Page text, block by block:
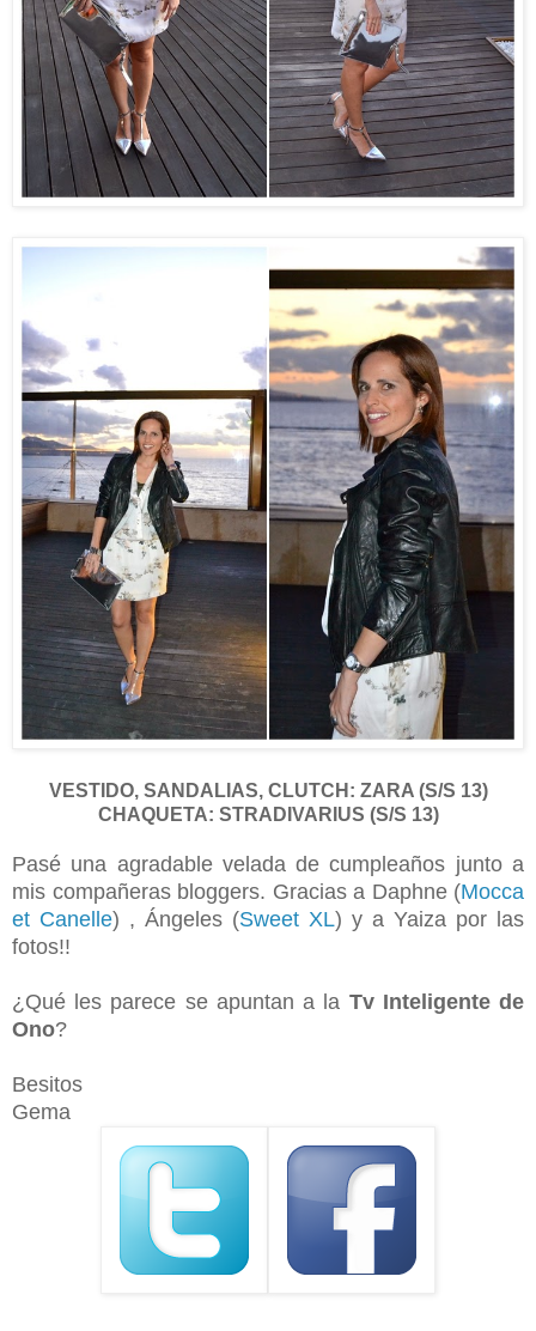
VESTIDO, SANDALIAS, CLUTCH: ZARA (S/S 13)
CHAQUETA: STRADIVARIUS (S/S 13)
Pasé una agradable velada de cumpleaños junto a
mis compañeras bloggers. Gracias a Daphne (Mocca
et Canelle) , Ángeles (Sweet XL) y a Yaiza por las
fotos!!
¿Qué les parece se apuntan a la Tv Inteligente de
Ono?
Besitos
Gema